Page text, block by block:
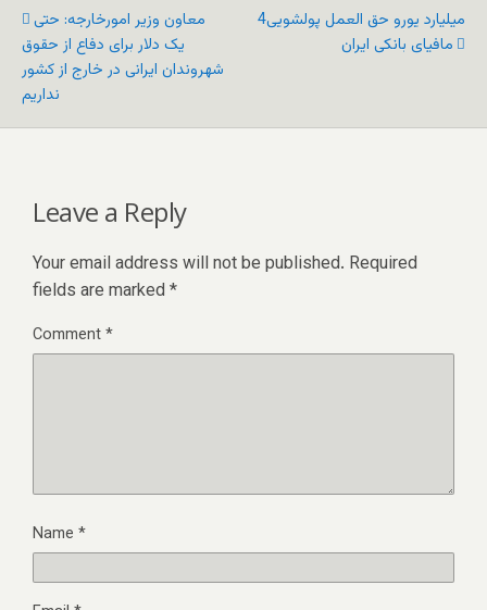
معاون وزیر امورخارجه: حتی
یک دلار برای دفاع از حقوق
شهروندان ایرانی در خارج از کشور
نداریم
4میلیارد یورو حق العمل پولشویی
مافیای بانکی ایران
Leave a Reply
Your email address will not be published. Required
fields are marked *
Comment*
Name *